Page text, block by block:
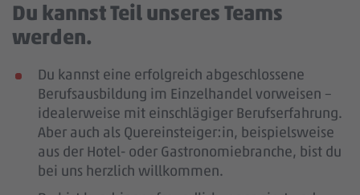
Du kannst Teil unseres Teams
werden.
Du kannst eine erfolgreich abgeschlossene
Berufsausbildung im Einzelhandel vorweisen –
idealerweise mit einschlägiger Berufserfahrung.
Aber auch als Quereinsteiger:in, beispielsweise
aus der Hotel- oder Gastronomiebranche, bist du
bei uns herzlich willkommen.